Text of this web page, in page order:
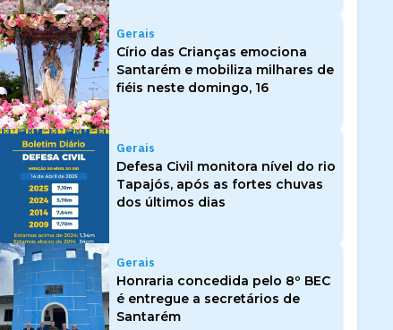
Gerais
Círio das Crianças emociona
Santarém e mobiliza milhares de
fiéis neste domingo, 16
Gerais
Defesa Civil monitora nível do rio
Tapajós, após as fortes chuvas
dos últimos dias
Gerais
Honraria concedida pelo 8º BEC
é entregue a secretários de
Santarém